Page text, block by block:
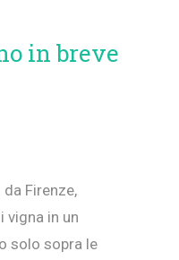
in breve
Firenze,
vigna in un
solo sopra le